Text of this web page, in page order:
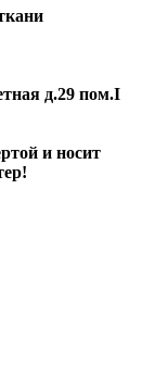
д.29 пом.I
и носит